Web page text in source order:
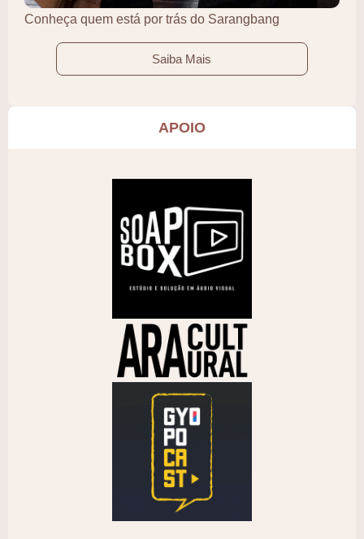
Conheça quem está por trás do Sarangbang
Saiba Mais
APOIO